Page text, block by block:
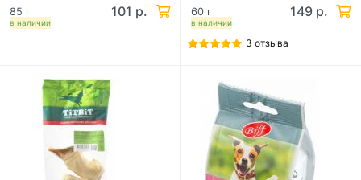
в наличии
85 г 101 р.
в наличии
60 г 149 р.
3 отзыва